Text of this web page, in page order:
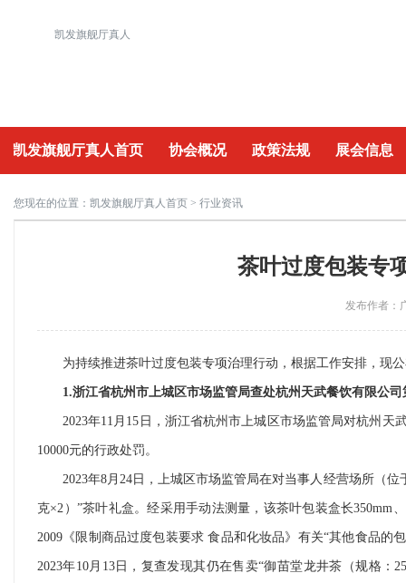
凯发旗舰厅真人
凯发旗舰厅真人首页 协会概况 政策法规 展会信息
重要活动
您现在的位置： 凯发旗舰厅真人首页 > 行业资讯
茶叶过度包装专
发布作者
为持续推进茶叶过度包装专项治理行动，根据工作安排，现
1.浙江省杭州市上城区市场监管局查处杭州天武餐饮有限公
2023年11月15日，浙江省杭州市上城区市场监管局对杭州
10000元的行政处罚。
2023年8月24日，上城区市场监管局在对当事人经营场所（
克×2）”茶叶礼盒。经采用手动法测量，该茶叶包装盒长350mm
2009《限制商品过度包装要求 食品和化妆品》有关“其他食品的
2023年10月13日，复查发现其仍在售卖“御苗堂龙井茶（规格：